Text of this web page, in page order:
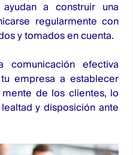
a construir una
regularmente con
y tomados en cuenta.
efectiva
empresa a establecer
de los clientes, lo
y disposición ante